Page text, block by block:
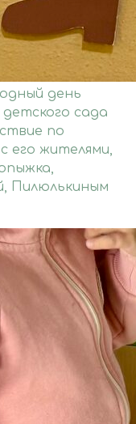
день
сада
по
его жителями,
Пилюлькиным